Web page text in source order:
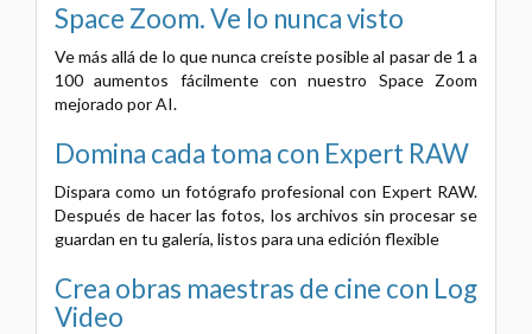
Space Zoom. Ve lo nunca visto
Ve más allá de lo que nunca creíste posible al pasar de 1 a
100 aumentos fácilmente con nuestro Space Zoom
mejorado por AI.
Domina cada toma con Expert RAW
Dispara como un fotógrafo profesional con Expert RAW.
Después de hacer las fotos, los archivos sin procesar se
guardan en tu galería, listos para una edición flexible
Crea obras maestras de cine con Log
Video